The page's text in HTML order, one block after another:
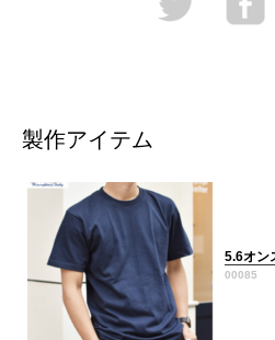
製作アイテム
5.6オン
00085